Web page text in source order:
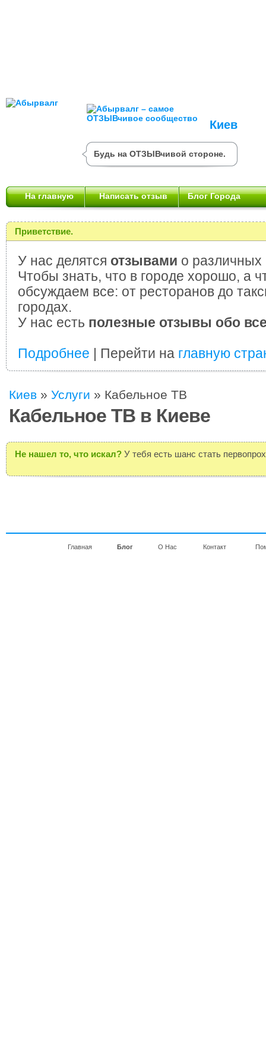
Киев
Будь на ОТЗЫВчивой стороне.
На главную Написать отзыв Блог Города
Приветствие.
У нас делятся отзывами о различных
Чтобы знать, что в городе хорошо, а
обсуждаем все: от ресторанов до
городах.
У нас есть полезные отзывы обо
Подробнее | Перейти на главную
Киев » Услуги » Кабельное ТВ
Кабельное ТВ в Киеве
Не нашел то, что искал? У тебя есть шанс стать
Главная Блог О Нас Контакт